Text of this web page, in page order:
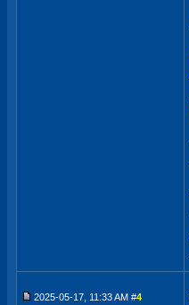
2025-05-17, 11:33 AM #4